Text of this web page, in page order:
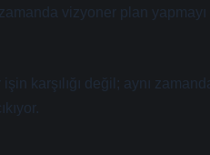
vizyoner plan yapmayı
karşılığı değil; aynı